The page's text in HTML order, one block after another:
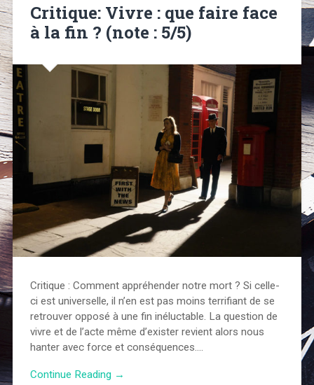
Critique: Vivre : que faire face
à la fin ? (note : 5/5)
Critique : Comment appréhender notre mort ? Si celle-
ci est universelle, il n’en est pas moins terrifiant de se
retrouver opposé à une fin inéluctable. La question de
vivre et de l’acte même d’exister revient alors nous
hanter avec force et conséquences….
Continue Reading →